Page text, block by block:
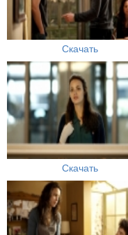
Скачать
Скачать